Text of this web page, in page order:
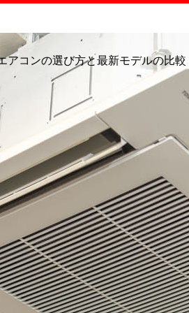
アコンの選び方と最新モデルの比較